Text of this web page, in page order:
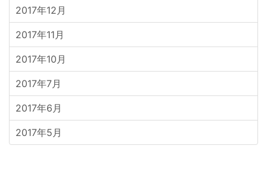
2017年12月
2017年11月
2017年10月
2017年7月
2017年6月
2017年5月